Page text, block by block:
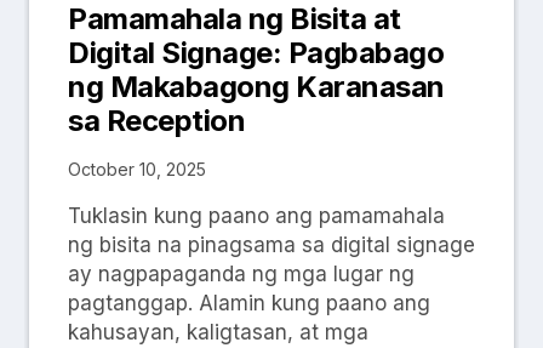
Pamamahala ng Bisita at
Digital Signage: Pagbabago
ng Makabagong Karanasan
sa Reception
October 10, 2025
Tuklasin kung paano ang pamamahala
ng bisita na pinagsama sa digital signage
ay nagpapaganda ng mga lugar ng
pagtanggap. Alamin kung paano ang
kahusayan, kaligtasan, at mga